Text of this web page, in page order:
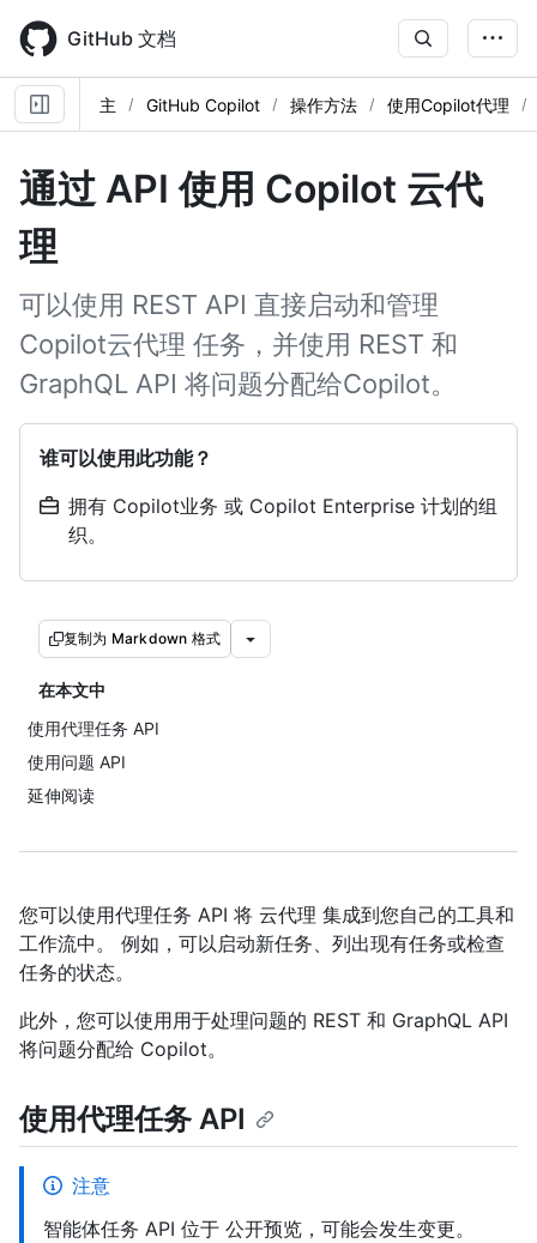
main
content
GitHub 文档
主 GitHub Copilot 操作方法 使用Copilot代理
通过 API 使用 Copilot 云代
理
可以使用 REST API 直接启动和管理
Copilot云代理 任务，并使用 REST 和
GraphQL API 将问题分配给Copilot。
谁可以使用此功能？
拥有 Copilot业务 或 Copilot Enterprise 计划的组
织。
复制为 Markdown 格式
在本文中
使用代理任务 API
使用问题 API
延伸阅读
您可以使用代理任务 API 将 云代理 集成到您自己的工具和
工作流中。 例如，可以启动新任务、列出现有任务或检查
任务的状态。
此外，您可以使用用于处理问题的 REST 和 GraphQL API
将问题分配给 Copilot。
使用代理任务 API
注意
智能体任务 API 位于 公开预览，可能会发生变更。